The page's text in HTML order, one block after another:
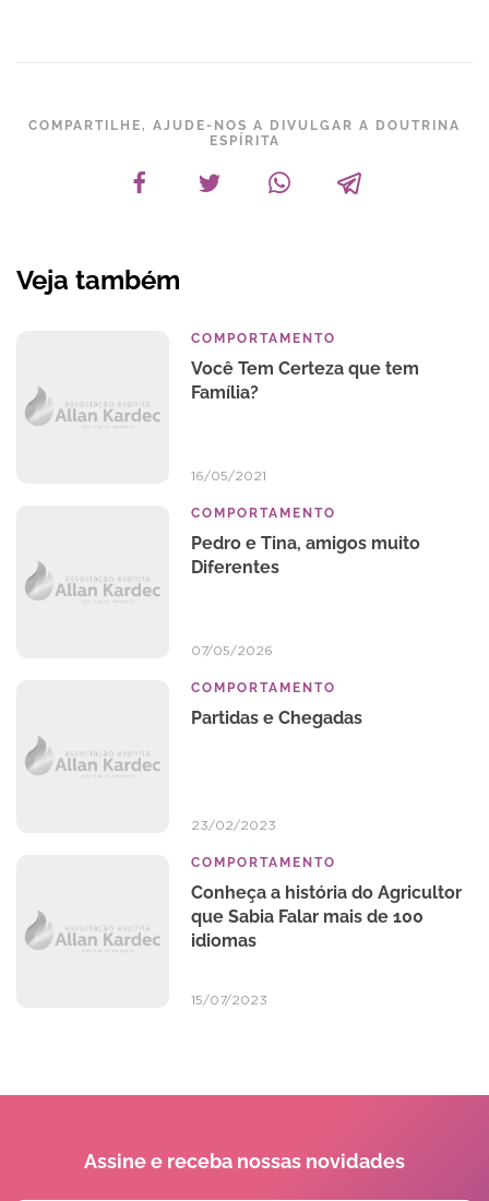
COMPARTILHE, AJUDE-NOS A DIVULGAR A DOUTRINA
ESPÍRITA
Veja também
COMPORTAMENTO
Você Tem Certeza que tem
Família?
16/05/2021
COMPORTAMENTO
Pedro e Tina, amigos muito
Diferentes
07/05/2026
COMPORTAMENTO
Partidas e Chegadas
23/02/2023
COMPORTAMENTO
Conheça a história do Agricultor
que Sabia Falar mais de 100
idiomas
15/07/2023
Assine e receba nossas novidades